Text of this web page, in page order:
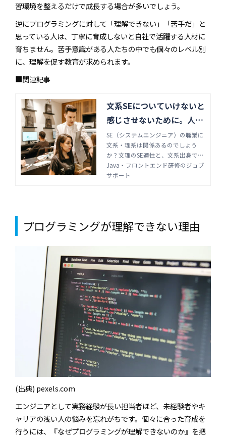
習環境を整えるだけで成長する場合が多いでしょう。
逆にプログラミングに対して「理解できない」「苦手だ」と
思っている人は、丁寧に育成しないと自社で活躍する人材に
育ちません。苦手意識がある人たちの中でも個々のレベル別
に、理解を促す教育が求められます。
■関連記事
文系SEについていけないと
感じさせないために。人材
育成のコツ | Java・フロン
トエンド研修のジョブサポ
ート
SE（システムエンジニア）の職業に
文系・理系は関係あるのでしょう
か？文理のSE適性と、文系出身でSE
になるために必要なスキルやポイン
トについて解説します。文系SEを育
Java・フロントエンド研修のジョブ
サポート
プログラミングが理解できない理由
(出典) pexels.com
エンジニアとして実務経験が長い担当者ほど、未経験者やキ
ャリアの浅い人の悩みを忘れがちです。個々に合った育成を
行うには、『なぜプログラミングが理解できないのか』を把